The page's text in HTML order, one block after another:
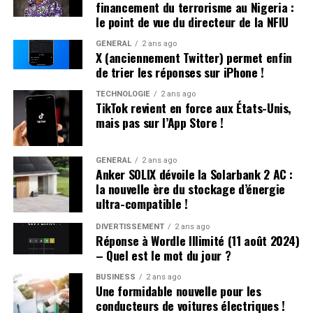
Une Enfance Entourée d’Autres « Hugo »
Dès son plus jeune âge, Hugo se retrouve entouré
d’autres enfants portant le même nom. Selon les
statistiques de l’Insee,7 694 garçons ont été
prénommés Hugo en 2000,faisant de ce prénom le
quatrième plus populaire cette année-là. À l’école
primaire,il côtoie plusieurs camarades appelés Thibault
et autres prénoms similaires. Pour éviter toute
confusion lors des appels en classe, les enseignants
ajoutent souvent la première lettre du nom de famille
après le prénom : ainsi devient-il rapidement « Hugo
D. », un surnom auquel il s’habitue sans arduousé.
Pensées sur l’Identité Associée au
Prénom
financement du terrorisme au Nigeria :
le point de vue du directeur de la NFIU
GÉNÉRAL 2 ans ago
X (anciennement Twitter) permet enfin
de trier les réponses sur iPhone !
TECHNOLOGIE 2 ans ago
TikTok revient en force aux États-Unis,
mais pas sur l’App Store !
GÉNÉRAL 2 ans ago
Anker SOLIX dévoile la Solarbank 2 AC :
la nouvelle ère du stockage d’énergie
ultra-compatible !
DIVERTISSEMENT 2 ans ago
Réponse à Wordle Illimité (11 août 2024)
– Quel est le mot du jour ?
BUSINESS 2 ans ago
Une formidable nouvelle pour les
conducteurs de voitures électriques !